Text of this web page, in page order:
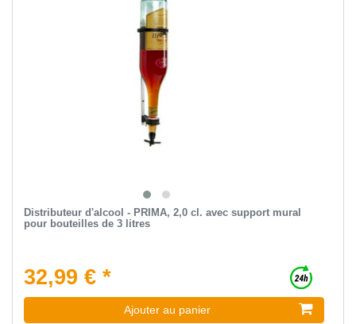
Distributeur d'alcool - PRIMA, 2,0 cl. avec support mural
pour bouteilles de 3 litres
32,99 € *
Ajouter au panier